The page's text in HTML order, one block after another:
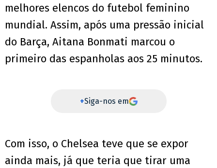
melhores elencos do futebol feminino
mundial. Assim, após uma pressão inicial
do Barça, Aitana Bonmati marcou o
primeiro das espanholas aos 25 minutos.
+Siga-nos em
Com isso, o Chelsea teve que se expor
ainda mais, já que teria que tirar uma